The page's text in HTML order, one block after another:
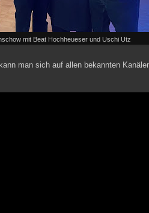
mit Beat Hochheueser und Uschi Utz
man sich auf allen bekannten